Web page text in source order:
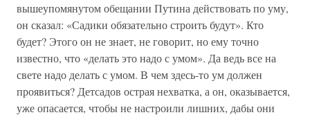
вышеупомянутом обещании Путина действовать по уму,
он сказал: «Садики обязательно строить будут». Кто
будет? Этого он не знает, не говорит, но ему точно
известно, что «делать это надо с умом». Да ведь все на
свете надо делать с умом. В чем здесь-то ум должен
проявиться? Детсадов острая нехватка, а он, оказывается,
уже опасается, чтобы не настроили лишних, дабы они